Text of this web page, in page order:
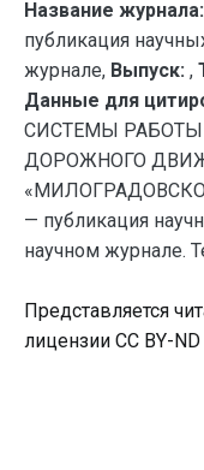
Название журнала:
публикация
журнале, Выпуск: ,
Данные для
СИСТЕМЫ
ДОРОЖНОГО
— публикация
научном журнале.
Представляется
лицензии CC BY-ND